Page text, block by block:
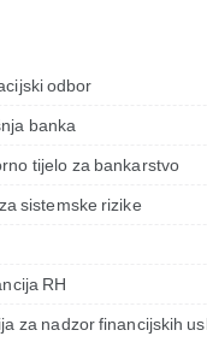
odbor
banka
tijelo za bankarstvo
sistemske rizike
RH
za nadzor financijskih